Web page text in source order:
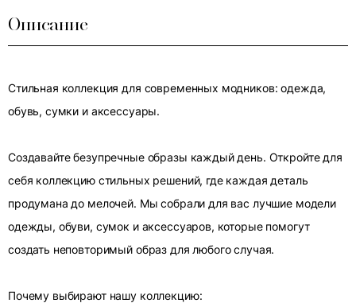
Описание
Стильная коллекция для современных модников: одежда,
обувь, сумки и аксессуары.
Создавайте безупречные образы каждый день. Откройте для
себя коллекцию стильных решений, где каждая деталь
продумана до мелочей. Мы собрали для вас лучшие модели
одежды, обуви, сумок и аксессуаров, которые помогут
создать неповторимый образ для любого случая.
Почему выбирают нашу коллекцию: